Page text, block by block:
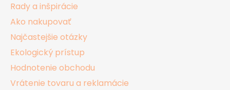
Rady a inšpirácie
Ako nakupovať
Najčastejšie otázky
Ekologický prístup
Hodnotenie obchodu
Vrátenie tovaru a reklamácie